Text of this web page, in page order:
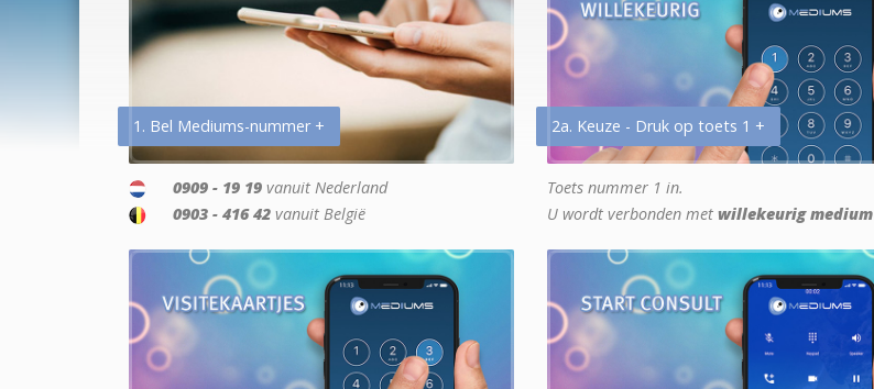
1. Bel Mediums-nummer +
0909 - 19 19 vanuit Nederland
0903 - 416 42 vanuit België
2a. Keuze - Druk op toets 1 +
Toets nummer 1 in.
U wordt verbonden met willekeurig medium